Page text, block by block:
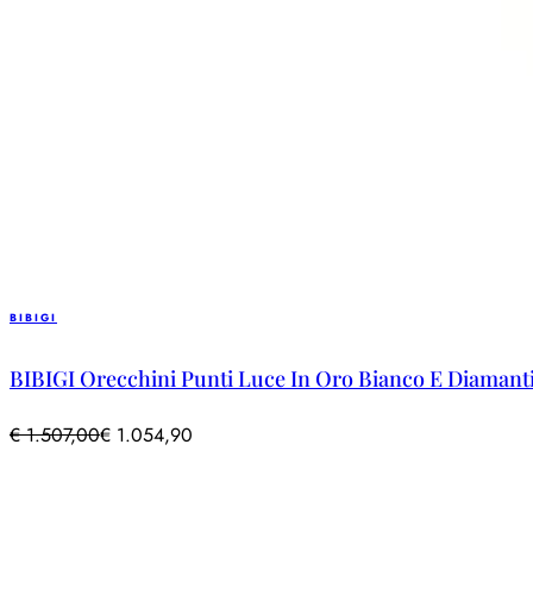
BIBIGI
BIBIGI Orecchini Punti Luce In Oro Bianco E
€1.507,00€ 1.054,90